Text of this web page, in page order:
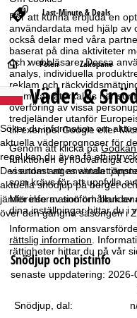
För att kunna erbjuda en
användardata med hjälp av
också delar med våra
baserat på dina aktiviteter
och webbläsare. Dessa
analys, individuella
reklam och
(som kan återkallas när
överföring av vissa
tredjeländer utanför
till exempel Google eller
Genom att klicka på
funktionen ej nödvändiga
vi endast att använda
som krävs för att uppfylla
Mer information om bruk
dina inställningar hittar du i
Information om
rättslig information .
rättigheter hittar du på vår
Last-Minute & Deals
S
t
a
r
t
s
i
d
Polen Zakopane
Väder &
Söker du information om
aktuella väderprognoser för
regel kan du även få ett
Dessutom anges antalet
aktuella snödjup på berget
jämförelse av
över den gångna säsongen i
Snödjup och pistinfo
senaste uppdatering: 2026-
Snödjup, dal: